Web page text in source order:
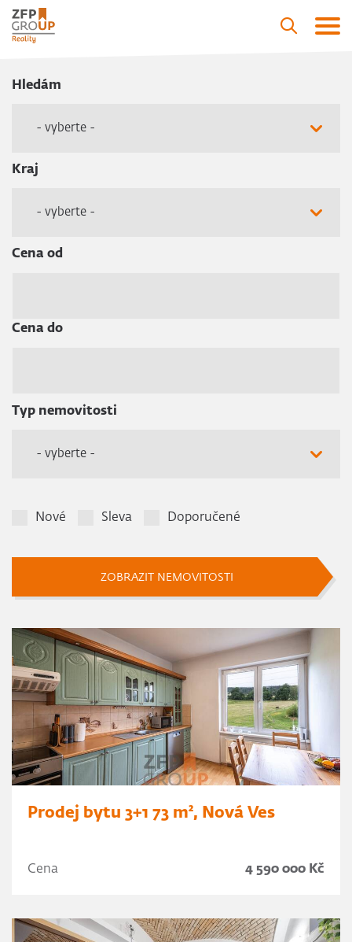
Hledám
- vyberte -
Kraj
- vyberte -
Cena od
Cena do
Typ nemovitosti
- vyberte -
Nové Sleva Doporučené
ZOBRAZIT NEMOVITOSTI
Prodej bytu 3+1 73 m², Nová Ves
Cena 4 590 000 Kč